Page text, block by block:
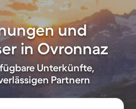
und
in Ovronnaz
Unterkünfte,
Partnern